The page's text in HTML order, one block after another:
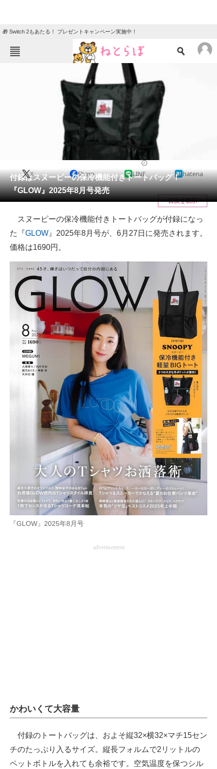
🎁 Switch 2もあたる！ プレゼントキャンペーン実施中！
ニュース
クイズ
地域
教育・育児
会員記事
メディア
注目記事を集めた総合ページ
ITの今と未来を見通す
進化するPCとデバイスの未来
好きが集まる 比べて選べる
ビジネスと働き方のヒント
AI活用のいまが分かる
企業ITのトレンドを詳説
経営リーダーのコミュニティ
マーケ×ITの今がよく分かる
ITエンジニア向け専門サイト
企業向けIT製品の総合サイト
IT製品の技術・比較・事例
製造業のIT導入・活用を支援
モノづくり技術者専門サイト
付録はスヌーピーの保冷機能付きトートバッグ！
『GLOW』2025年8月号発売
X Share LINE hatena
目次を表示
スヌーピーの保冷機能付きトートバッグが付録になっ
た『GLOW 』2025年8月号が、6月27日に発売されます。
価格は1690円。
『GLOW』2025年8月号
advertisement
かわいくて大容量
付録のトートバッグは、およそ縦32×横32×マチ15セン
チのたっぷり入るサイズ。縦長フォルムで2リットルの
ペットボトルを入れても余裕です。空気温度を保つシル